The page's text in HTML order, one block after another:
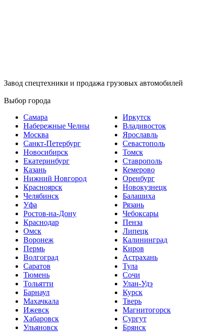
Завод спецтехники и продажа грузовых автомобилей
Выбор города
Самара
Набережные Челны
Москва
Санкт-Петербург
Новосибирск
Екатеринбург
Казань
Нижний Новгород
Красноярск
Челябинск
Уфа
Ростов-на-Дону
Краснодар
Омск
Воронеж
Пермь
Волгоград
Саратов
Тюмень
Тольятти
Барнаул
Махачкала
Ижевск
Хабаровск
Ульяновск
Иркутск
Владивосток
Ярославль
Севастополь
Томск
Ставрополь
Кемерово
Оренбург
Новокузнецк
Балашиха
Рязань
Чебоксары
Пенза
Липецк
Калининград
Киров
Астрахань
Тула
Сочи
Улан-Удэ
Курск
Тверь
Магнитогорск
Сургут
Брянск